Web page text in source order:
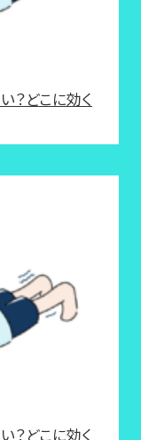
？どこに効く
？どこに効く